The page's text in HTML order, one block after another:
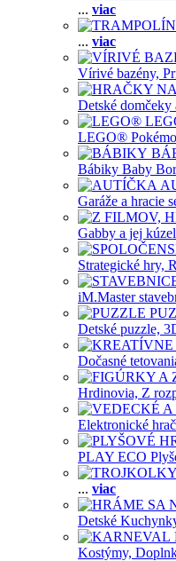
... viac
... viac
Vírivé bazény,
Detské domčeky
LEGO®
Bábiky Baby
Garáže a hracie
Gabby a jej
Strategické hry,
iM.Master
Detské puzzle,
Dočasné
Hrdinovia, Z
Elektronické
PLAY ECO
... viac
Detské
Kostýmy,